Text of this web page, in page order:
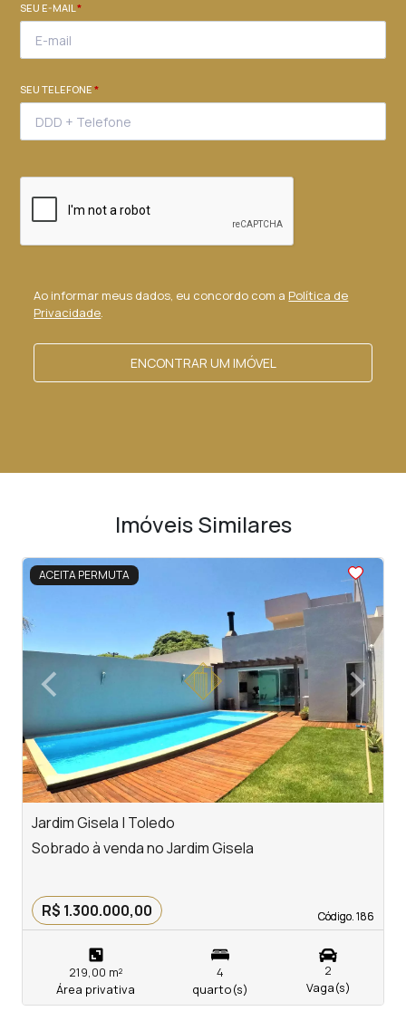
SEU E-MAIL*
SEU TELEFONE*
Ao informar meus dados, eu concordo com a Política de
Privacidade.
ENCONTRAR UM IMÓVEL
Imóveis Similares
ACEITA PERMUTA
<<<<
‹
Previous ›
Next
Jardim Gisela | Toledo
Código. 186
Código. 186
Sobrado à venda no Jardim Gisela
R$ 1.300.000,00
219,00 m²
Área privativa
4
quarto(s)
2
Vaga(s)